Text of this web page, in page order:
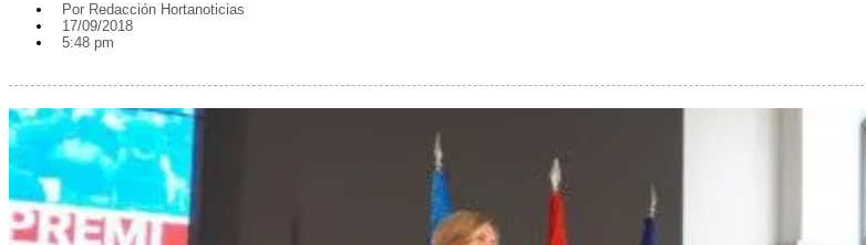
Por Redacción Hortanoticias
17/09/2018
5:48 pm